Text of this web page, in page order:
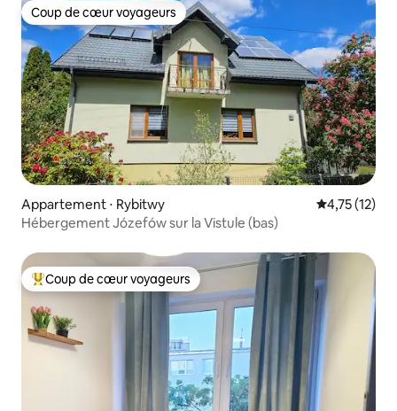
Coup de cœur voyageurs
Coup de cœur voyageurs
Appartement ⋅ Rybitwy Évaluation
4,75 (12)
Hébergement Józefów sur la Vistule (bas)
Coups de cœur voyageurs les plus appréciés
Coup de cœur voyageurs